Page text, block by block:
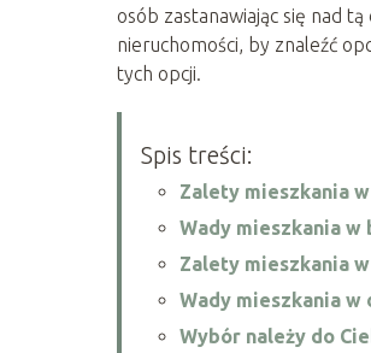
osób zastanawiając się nad
nieruchomości, by znaleźć
tych opcji.
Spis treści:
Zalety mieszkania
Wady mieszkania w
Zalety mieszkania
Wady mieszkania
Wybór należy do